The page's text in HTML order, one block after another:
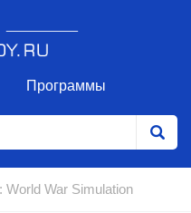
Программы
World War Simulation